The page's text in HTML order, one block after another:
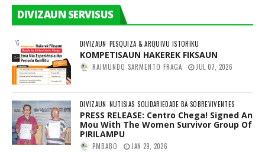
DIVIZAUN SERVISUS
DIVIZAUN PESQUIZA & ARQUIVU ISTORIKU
KOMPETISAUN HAKEREK FIKSAUN
RAIMUNDO SARMENTO FRAGA JUL 07, 2026
DIVIZAUN NUTISIAS SOLIDARIEDADE BA SOBREVIVENTES
PRESS RELEASE: Centro Chega! Signed An
Mou With The Women Survivor Group Of
PIRILAMPU
PMBABO JAN 29, 2026